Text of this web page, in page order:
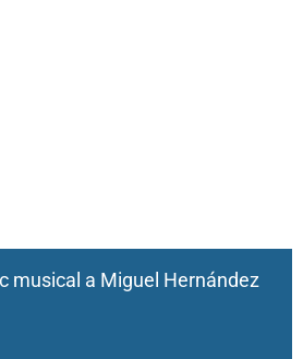
musical a Miguel Hernández